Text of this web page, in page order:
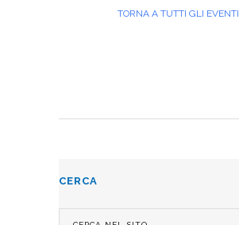
TORNA A TUTTI GLI EVENTI
CERCA